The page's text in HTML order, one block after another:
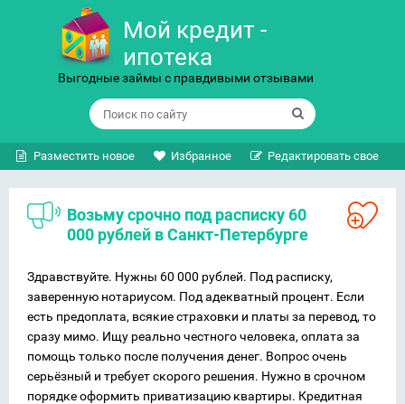
Мой кредит -
ипотека
Выгодные займы с правдивыми отзывами
Разместить новое Избранное Редактировать свое
Возьму срочно под расписку 60
000 рублей в Санкт-Петербурге
Здравствуйте. Нужны 60 000 рублей. Под расписку,
заверенную нотариусом. Под адекватный процент. Если
есть предоплата, всякие страховки и платы за перевод, то
сразу мимо. Ищу реально честного человека, оплата за
помощь только после получения денег. Вопрос очень
серьёзный и требует скорого решения. Нужно в срочном
порядке оформить приватизацию квартиры. Кредитная